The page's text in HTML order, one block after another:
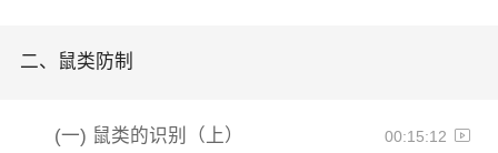
二、 鼠类防制
(一) 鼠类的识别（上） 00:15:12